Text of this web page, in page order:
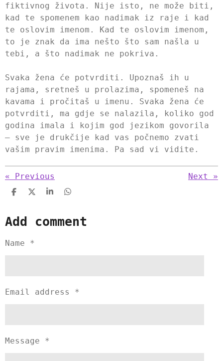
fiktivnog života. Nije isto, ne može biti,
kad te spomenem kao nadimak iz raje i kad
te oslovim imenom. Kad te oslovim imenom,
to je znak da ima nešto što sam našla u
tebi, a što nadimak ne pokriva.
Svaka žena će potvrditi. Upoznaš ih u
rajama, sretneš u prolazima, spomeneš na
kavama i pročitaš u imenu. Svaka žena će
potvrditi, ma gdje se nalazila, koliko god
godina imala i kojim god jezikom govorila
– sve je drukčije kad vas počnemo zvati
vašim pravim imenima. Pa sad vi vidite.
« Previous Next »
S
r
e
S
S
r
e
S
r
e
Add comment
Name *
Email address *
Message *